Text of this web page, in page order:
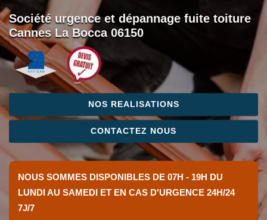
Société urgence et dépannage fuite toiture
Cannes La Bocca 06150
NOS REALISATIONS
CONTACTEZ NOUS
NOUS SOMMES DISPONIBLES DE 07H - 19H DU
LUNDI AU SAMEDI ET EN CAS D'URGENCE 24H/24
7J/7